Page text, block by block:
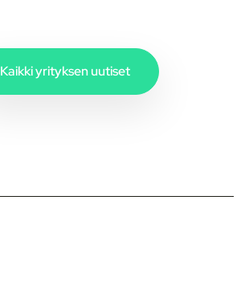
Kaikki yrityksen uutiset